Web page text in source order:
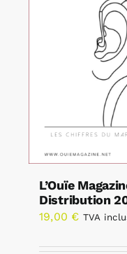
L’Ouïe
Distribution
19,00 € TVA